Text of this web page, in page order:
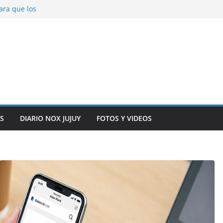
que los
la salud de
y alarma en el
DIARIO NOX JUJUY FOTOS Y VIDEOS